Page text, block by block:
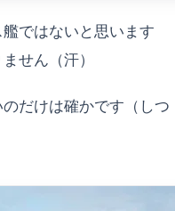
ではないと思います
せん（汗）
のだけは確かです（しつ